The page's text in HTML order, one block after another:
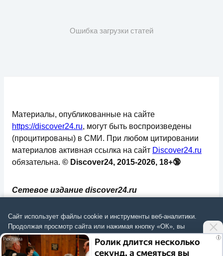
Ошибка загрузки статей
Сетевое издание discover24.ru
надзору в сфере связи, информационных
технологий и массовых коммуникаций
(Роскомнадзор). Регистрационный номер: ЭЛ №
ФС 77 - 73793.
Материалы, опубликованные на сайте
https://discover24.ru, могут быть воспроизведены
(процитированы) в СМИ. При любом цитировании
материалов активная ссылка на сайт Discover24.ru
обязательна. © Discover24, 2015-2026, 18+🔞
i
Ролик длится несколько
секунд, а смеяться вы
Сайт использует файлы cookie и инструменты веб-аналитики.
Продолжая просмотр сайта или нажимая кнопку «ОК», вы
подтверждаетесогласие на обработку данныхсогласноПолитике.